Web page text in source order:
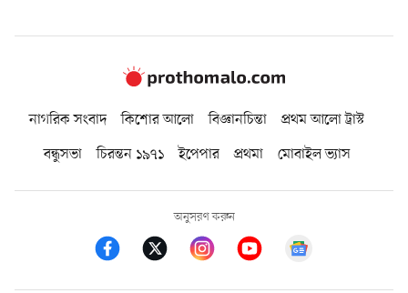
নাগরিক সংবাদ কিশোর আলো বিজ্ঞানচিন্তা
প্রথম আলো ট্রাস্ট
বন্ধুসভা
চিরন্তন ১৯৭১ ইপেপার প্রথমা মোবাইল ভ্যাস
অনুসরণ করুন